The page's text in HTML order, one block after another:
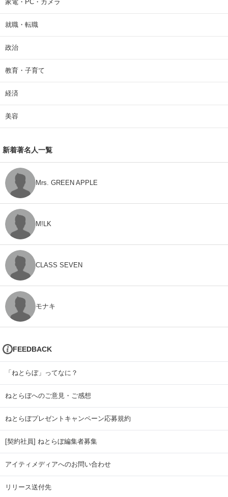
家電・PC・カメラ
就職・転職
政治
教育・子育て
経済
美容
新着著名人一覧
Mrs. GREEN APPLE
M!LK
CLASS SEVEN
モナキ
FEEDBACK
「ねとらぼ」ってなに？
ねとらぼへのご意見・ご感想
ねとらぼプレゼントキャンペーン応募規約
[契約社員] ねとらぼ編集者募集
アイティメディアへのお問い合わせ
リリース送付先